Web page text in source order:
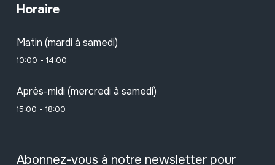
Horaire
Matin (mardi à samedi)
10:00 - 14:00
Après-midi (mercredi à samedi)
15:00 - 18:00
Abonnez-vous à notre newsletter pour